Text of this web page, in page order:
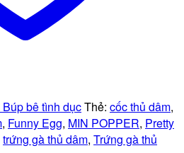
bê tình dụcThẻ: cốc thủ dâm,
, Funny Egg, MIN POPPER, Pretty
trứng gà thủ dâm, Trứng gà thủ